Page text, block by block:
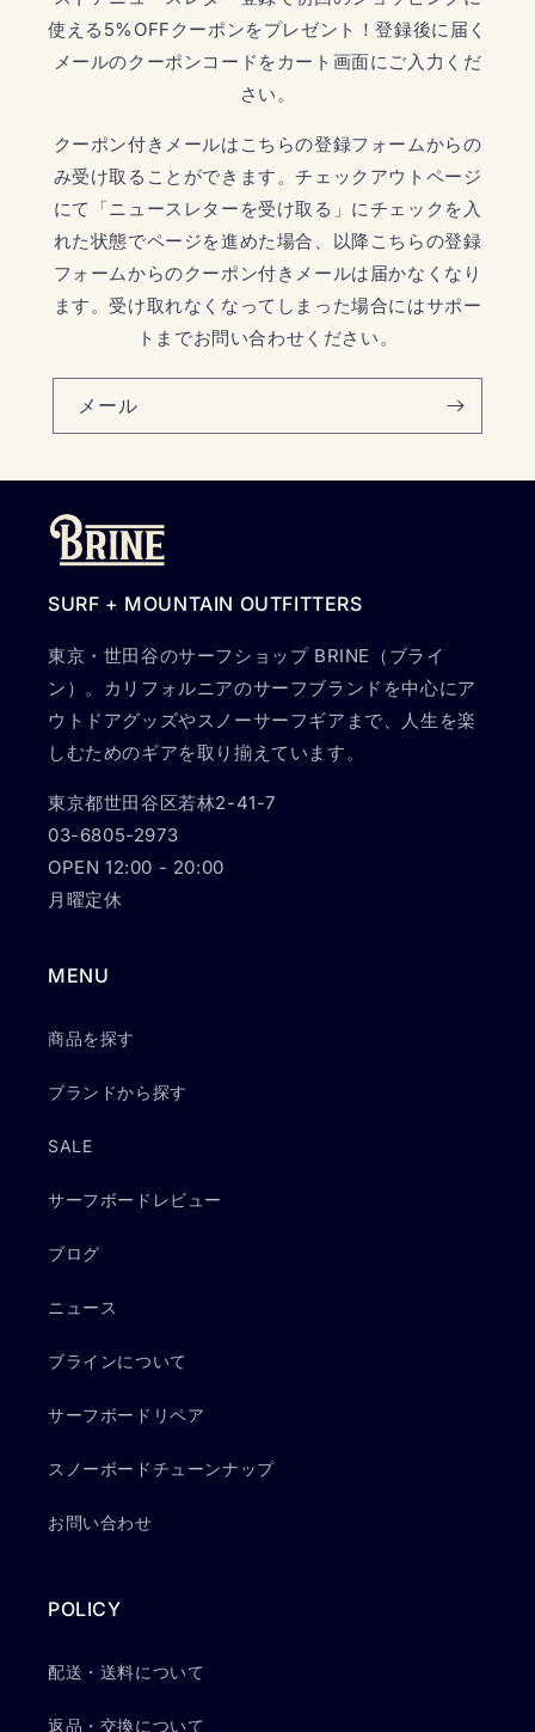
使える5%OFFクーポンをプレゼント！登録後に届く
メールのクーポンコードをカート画面にご入力くだ
さい。
クーポン付きメールはこちらの登録フォームからの
み受け取ることができます。チェックアウトページ
にて「ニュースレターを受け取る」にチェックを入
れた状態でページを進めた場合、以降こちらの登録
フォームからのクーポン付きメールは届かなくなり
ます。受け取れなくなってしまった場合にはサポー
トまでお問い合わせください。
メール
SURF + MOUNTAIN OUTFITTERS
東京・世田谷のサーフショップ BRINE（ブライ
ン）。カリフォルニアのサーフブランドを中心にア
ウトドアグッズやスノーサーフギアまで、人生を楽
しむためのギアを取り揃えています。
東京都世田谷区若林2-41-7
03-6805-2973
OPEN 12:00 - 20:00
月曜定休
MENU
商品を探す
ブランドから探す
SALE
サーフボードレビュー
ブログ
ニュース
ブラインについて
サーフボードリペア
スノーボードチューンナップ
お問い合わせ
POLICY
配送・送料について
返品・交換について